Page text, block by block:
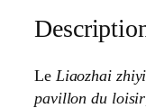
Le Liaozhai zhiyi
pavillon du loisir